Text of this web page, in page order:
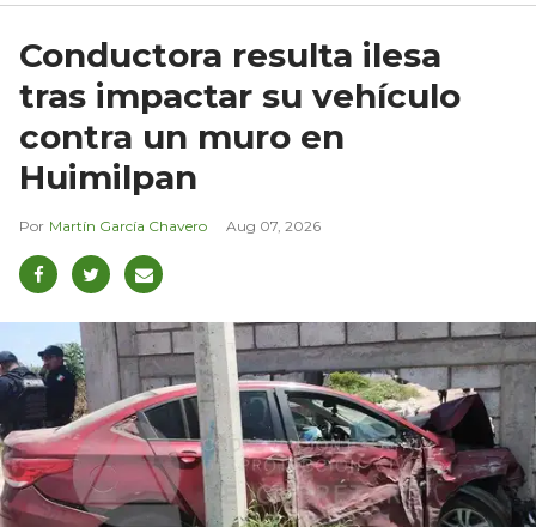
Conductora resulta ilesa
tras impactar su vehículo
contra un muro en
Huimilpan
Martín García Chavero Aug 07, 2026